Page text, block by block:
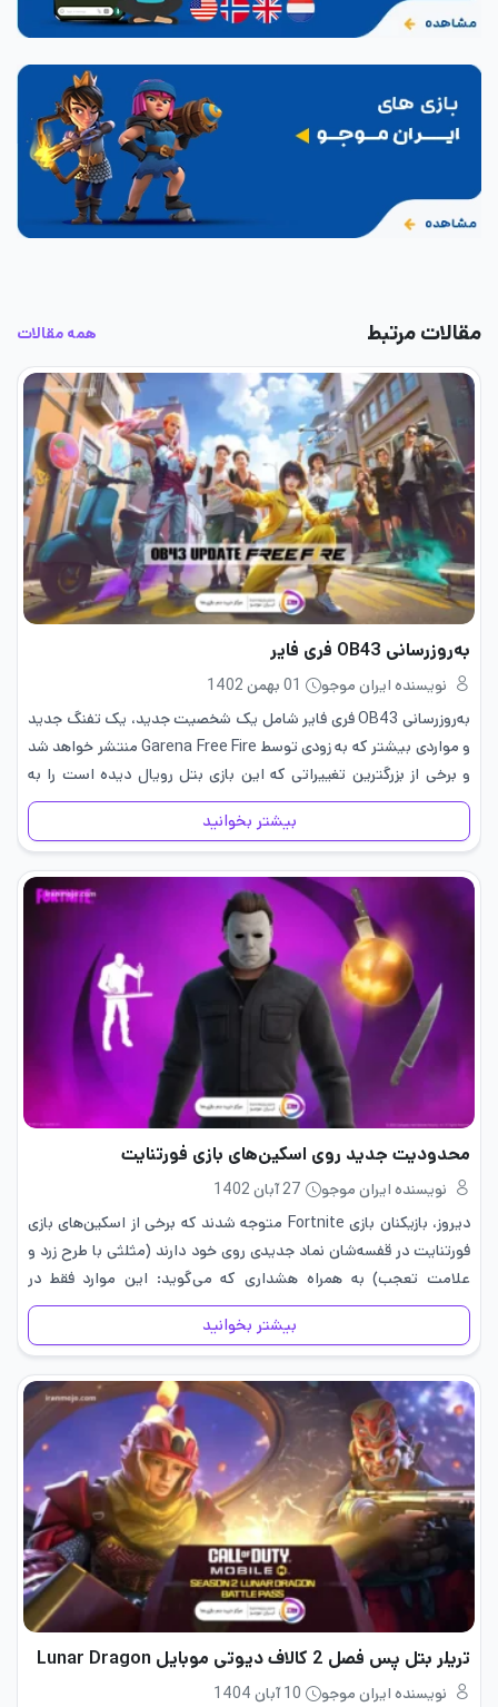
مقالات مرتبط همه مقالات
به‌روزرسانی OB43 فری فایر
نویسنده ایران موجو
01 بهمن 1402
به‌روزرسانی OB43 فری فایر شامل یک شخصیت جدید، یک تفنگ جدید
و مواردی بیشتر که به زودی توسط Garena Free Fire منتشر خواهد شد
و برخی از بزرگترین تغییراتی که این بازی بتل رویال دیده است را به
همراه خواهد…
بیشتر بخوانید
محدودیت جدید روی اسکین‌های بازی فورتنایت
نویسنده ایران موجو
27 آبان 1402
دیروز، بازیکنان بازی Fortnite متوجه شدند که برخی از اسکین‌های بازی
فورتنایت در قفسه‌شان نماد جدیدی روی خود دارند (مثلثی با طرح زرد و
علامت تعجب) به همراه هشداری که می‌گوید: این موارد فقط در
تجربه‌های رتبه‌بندی شده +12 قابل…
بیشتر بخوانید
تریلر بتل پس فصل 2 کالاف دیوتی موبایل Lunar Dragon
نویسنده ایران موجو 10 آبان 1404